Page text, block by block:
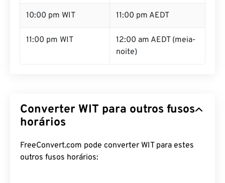
10:00 pm WIT 11:00 pm AEDT
11:00 pm WIT
12:00 am AEDT (meia-
noite)
Converter WIT para outros fusos
horários
FreeConvert.com pode converter WIT para estes
outros fusos horários: